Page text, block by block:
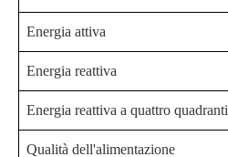
Energia attiva
Energia reattiva
Energia reattiva a quattro quadranti
Qualità dell'alimentazione